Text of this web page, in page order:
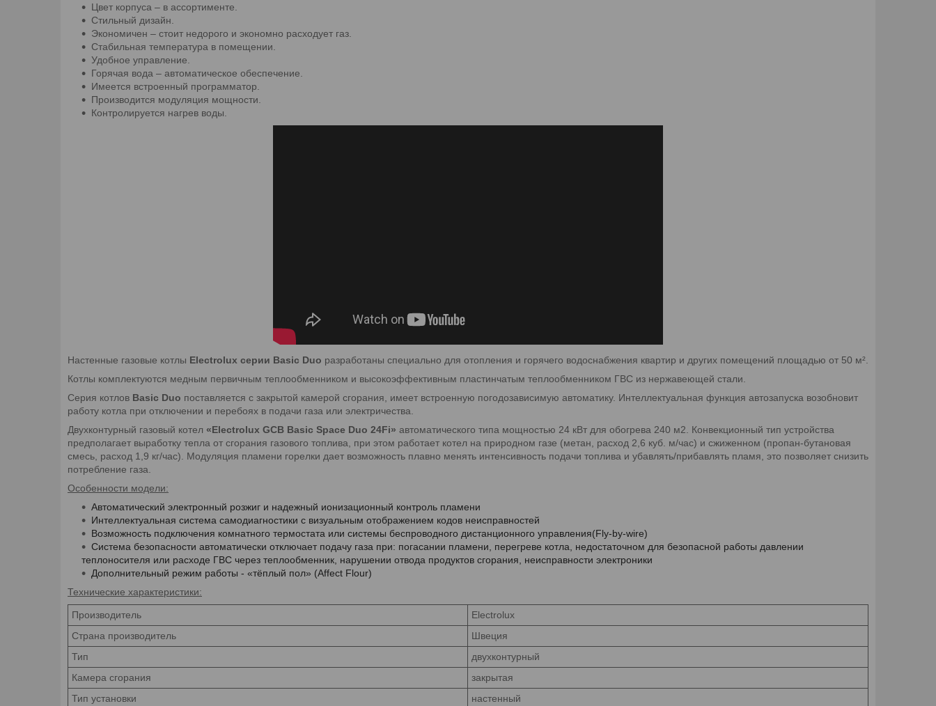
Цвет корпуса – в ассортименте.
Стильный дизайн.
Экономичен – стоит недорого и экономно расходует газ.
Стабильная температура в помещении.
Удобное управление.
Горячая вода – автоматическое обеспечение.
Имеется встроенный программатор.
Производится модуляция мощности.
Контролируется нагрев воды.
Настенные газовые котлы Electrolux серии Basic Duo разработаны специально для отопления и горячего водоснабжения квартир и других помещений площадью от 50 м².
Котлы комплектуются медным первичным теплообменником и высокоэффективным пластинчатым теплообменником ГВС из нержавеющей стали.
Серия котлов Basic Duo поставляется с закрытой камерой сгорания, имеет встроенную погодозависимую автоматику. Интеллектуальная функция автозапуска возобновит
работу котла при отключении и перебоях в подачи газа или электричества.
Двухконтурный газовый котел «Electrolux GCB Basic Space Duo 24Fi» автоматического типа мощностью 24 кВт для обогрева 240 м2. Конвекционный тип устройства
предполагает выработку тепла от сгорания газового топлива, при этом работает котел на природном газе (метан, расход 2,6 куб. м/час) и сжиженном (пропан-бутановая
смесь, расход 1,9 кг/час). Модуляция пламени горелки дает возможность плавно менять интенсивность подачи топлива и убавлять/прибавлять пламя, это позволяет снизить
потребление газа.
Особенности модели:
Автоматический электронный розжиг и надежный ионизационный контроль пламени
Интеллектуальная система самодиагностики с визуальным отображением кодов неисправностей
Возможность подключения комнатного термостата или системы беспроводного дистанционного управления(Fly-by-wire)
Система безопасности автоматически отключает подачу газа при: погасании пламени, перегреве котла, недостаточном для безопасной работы давлении
теплоносителя или расходе ГВС через теплообменник, нарушении отвода продуктов сгорания, неисправности электроники
Дополнительный режим работы - «тёплый пол» (Affect Flour)
Технические характеристики:
Производитель
Electrolux
Страна производитель
Швеция
Тип
двухконтурный
Камера сгорания
закрытая
Тип установки
настенный